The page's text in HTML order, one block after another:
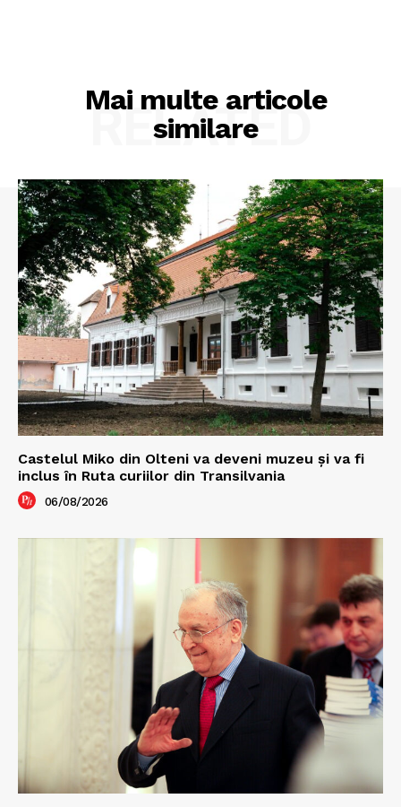
Mai multe articole
similare
RELATED
Castelul Miko din Olteni va deveni muzeu şi va fi
inclus în Ruta curiilor din Transilvania
06/08/2026